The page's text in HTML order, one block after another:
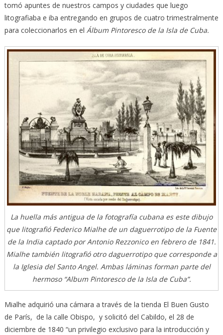
tomó apuntes de nuestros campos y ciudades que luego
litografiaba e iba entregando en grupos de cuatro trimestralmente
para coleccionarlos en el Álbum Pintoresco de la Isla de Cuba.
La huella más antigua de la fotografía cubana es este dibujo
que litografió Federico Mialhe de un daguerrotipo de la Fuente
de la India captado por Antonio Rezzonico en febrero de 1841.
Mialhe también litografió otro daguerrotipo que corresponde a
la Iglesia del Santo Angel. Ambas láminas forman parte del
hermoso “Album Pintoresco de la Isla de Cuba”.
Mialhe adquirió una cámara a través de la tienda El Buen Gusto
de París, de la calle Obispo, y solicitó del Cabildo, el 28 de
diciembre de 1840 “un privilegio exclusivo para la introducción y